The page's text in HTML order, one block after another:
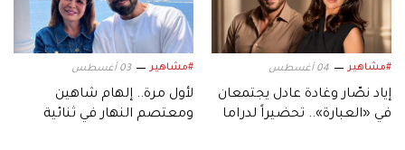
#مشاهير 04 أغسطس
إياد نصّار وغادة عادل يجتمعان
في «العبارة».. تحضيراً لدراما
#مشاهير 03 أغسطس
لأول مرة.. إلهام شاهين
ومعتصم النهار في ثنائية